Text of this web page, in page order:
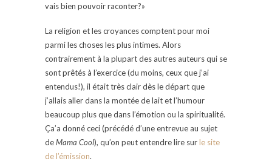
vais bien pouvoir raconter?»
La religion et les croyances comptent pour moi
parmi les choses les plus intimes. Alors
contrairement à la plupart des autres auteurs qui se
sont prêtés à l’exercice (du moins, ceux que j’ai
entendus!), il était très clair dès le départ que
j’allais aller dans la montée de lait et l’humour
beaucoup plus que dans l’émotion ou la spiritualité.
Ça’a donné ceci (précédé d’une entrevue au sujet
deMama Cool), qu’on peut entendre lire surle site
de l’émission.